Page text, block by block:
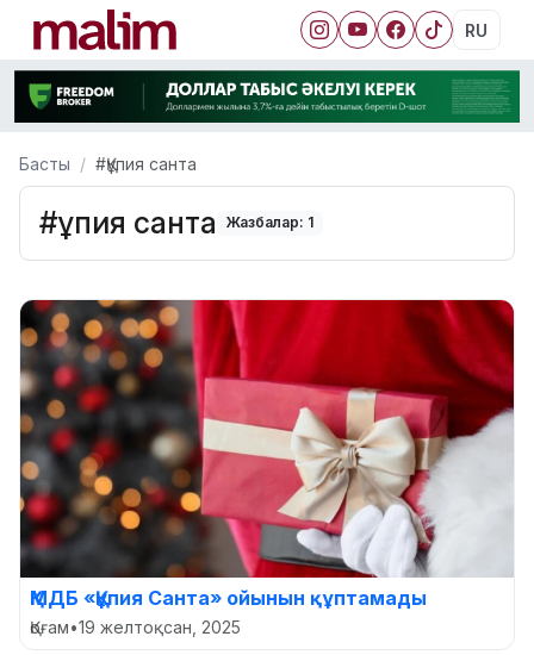
RU
Басты #Құпия санта
#Құпия санта Жазбалар: 1
ҚМДБ «Құпия Санта» ойынын құптамады
Қоғам•19 желтоқсан, 2025